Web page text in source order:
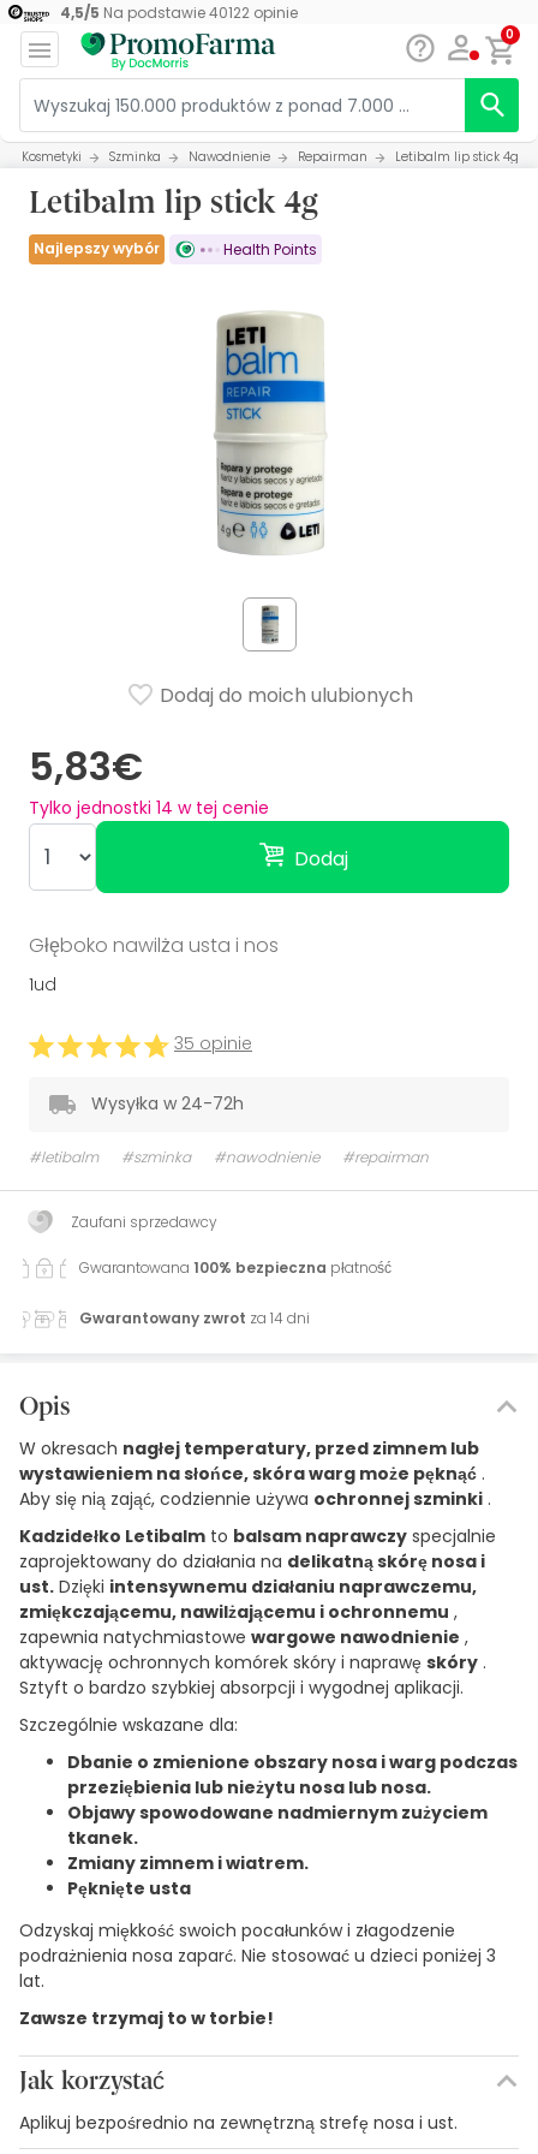
4,5/5 Na podstawie40122opinie
0
Kosmetyki Szminka Nawodnienie Repairman Letibalm lip stick 4g
Letibalm lip stick 4g
Najlepszy wybór Health Points
5,83€
Tylko jednostki 14 w tej cenie
Dodaj
Dodaj do moich ulubionych
Głęboko nawilża usta i nos
1ud
35 opinie
Wysyłka w 24-72h
#letibalm #szminka #nawodnienie #repairman
Zaufani sprzedawcy
Gwarantowana 100% bezpieczna płatność
Gwarantowany zwrot za 14 dni
Opis
W okresach nagłej temperatury, przed zimnem lub
wystawieniem na słońce, skóra warg może pęknąć .
Aby się nią zająć, codziennie używa ochronnej szminki .
Kadzidełko Letibalm to balsam naprawczy specjalnie
zaprojektowany do działania na delikatną skórę nosa i
ust. Dzięki intensywnemu działaniu naprawczemu,
zmiękczającemu, nawilżającemu i ochronnemu ,
zapewnia natychmiastowe wargowe nawodnienie ,
aktywację ochronnych komórek skóry i naprawę skóry .
Sztyft o bardzo szybkiej absorpcji i wygodnej aplikacji.
Szczególnie wskazane dla:
Dbanie o zmienione obszary nosa i warg podczas
przeziębienia lub nieżytu nosa lub nosa.
Objawy spowodowane nadmiernym zużyciem
tkanek.
Zmiany zimnem i wiatrem.
Pęknięte usta
Odzyskaj miękkość swoich pocałunków i złagodzenie
podrażnienia nosa zaparć. Nie stosować u dzieci poniżej 3
lat.
Zawsze trzymaj to w torbie!
Jak korzystać
Aplikuj bezpośrednio na zewnętrzną strefę nosa i ust.